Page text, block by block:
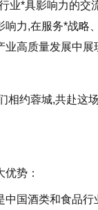
业*具影响力的交
力,在服务*战略
高质量发展中展
相约蓉城,共赴这
势：
国酒类和食品行